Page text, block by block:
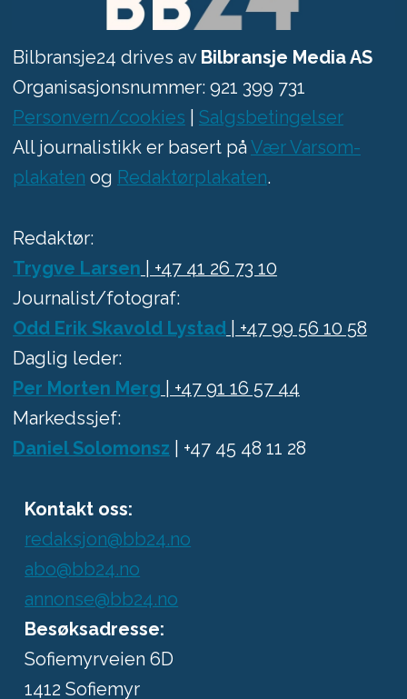
Bilbransje24 drives av Bilbransje Media AS
Organisasjonsnummer: 921 399 731
Personvern/cookies
Salgsbetingelser
All journalistikk er basert på Vær Varsom-
plakaten og Redaktørplakaten.
Redaktør:
Trygve Larsen | +47 41 26 73 10
Journalist/fotograf:
Odd Erik Skavold Lystad| +47 99 56 10 58
Daglig leder:
Per Morten Merg | +47 91 16 57 44
Markedssjef:
Daniel Solomonsz | +47 45 48 11 28
Kontakt oss:
redaksjon@bb24.no
abo@bb24.no
annonse@bb24.no
Besøksadresse:
Sofiemyrveien 6D
1412 Sofiemyr